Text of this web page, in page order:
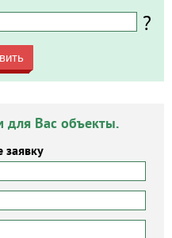
?
для Вас объекты.
заявку